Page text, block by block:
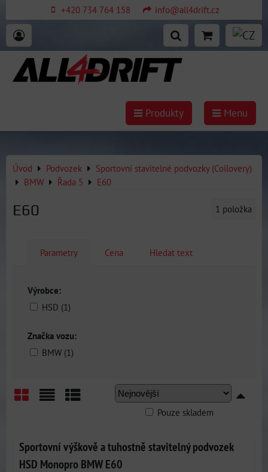
+420 734 764 158 info@all4drift.cz
Produkty Menu
Úvod Podvozek
Sportovní stavitelné podvozky (Coilovery)
BMW
Řada 5 E60
E60 1 položka
Parametry Cena Hledat text
Výrobce:
HSD (1)
Značka vozu:
BMW (1)
Pouze skladem
Sportovní výškově a tuhostně stavitelný podvozek
HSD Monopro BMW E60